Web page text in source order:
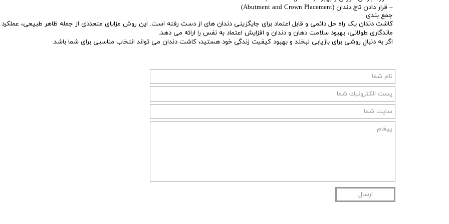
– قرار دادن تاج دندان (Abutment and Crown Placement)
جمع بندی
کاشت دندان یک راه حل دائمی و قابل اعتماد برای جایگزینی دندان های از دست رفته است. این روش مزایای متعددی از جمله ظاهر طبیعی، عملکرد
ماندگاری طولانی، بهبود سلامت دهان و دندان و افزایش اعتماد به نفس را ارائه می دهد.
اگر به دنبال روشی برای بازیابی لبخند و بهبود کیفیت زندگی خود هستید، کاشت دندان می تواند انتخاب مناسبی برای شما باشد.
ارسال